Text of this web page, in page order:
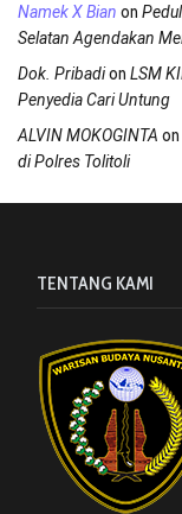
Namek X Bian on
Selatan Agendakan
Dok. Pribadion LSM
Penyedia Cari Untung
ALVIN MOKOGINTA on
di Polres Tolitoli
TENTANG KAMI